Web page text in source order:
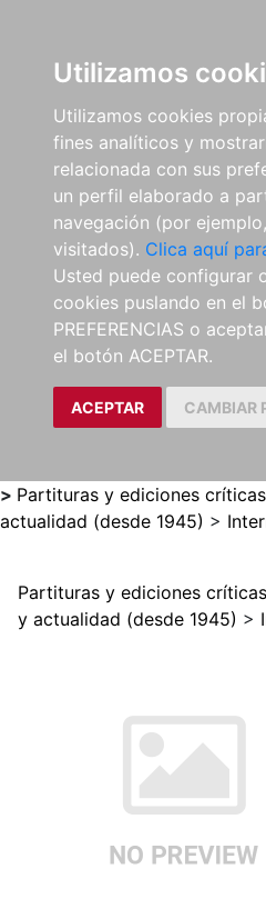
Utilizamos
Utilizamos cookies
fines analíticos y
relacionada con sus
un perfil elaborado a
navegación (por
visitados). Clica aquí
Usted puede configurar
cookies puslando en el
PREFERENCIAS o
el botón ACEPTAR.
ACEPTAR CAMBIAR
> Partituras y ediciones críticas
actualidad (desde 1945) >
Partituras y ediciones críticas
y actualidad (desde 1945) >